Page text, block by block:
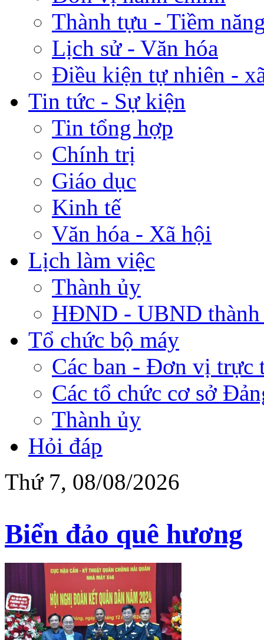
Thành tựu - Tiềm
Lịch sử - Văn hóa
Điều kiện tự nhiên -
Tin tức - Sự kiện
Tin tổng hợp
Chính trị
Giáo dục
Kinh tế
Văn hóa - Xã hội
Lịch làm việc
Thành ủy
HĐND - UBND thành
Tổ chức bộ máy
Các ban - Đơn vị trực
Các tổ chức cơ sở
Thành ủy
Hỏi đáp
Thứ 7, 08/08/2026
Biển đảo quê hương